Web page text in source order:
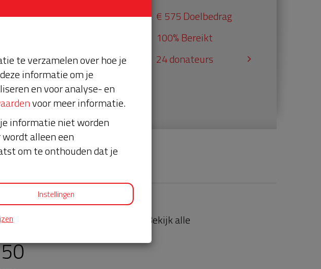
€ 575 Doelbedrag
100% Bereikt
24 donateurs
donaties Bekijk alle
te verzamelen over hoe je
informatie om je
en voor analyse- en
voor meer informatie.
informatie niet worden
alleen een
om te onthouden dat je
Instellingen